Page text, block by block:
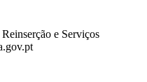
e Serviços